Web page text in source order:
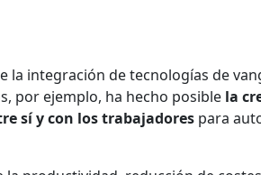
la integración de tecnologías de
por ejemplo, ha hecho posible la
sí y con los trabajadores para